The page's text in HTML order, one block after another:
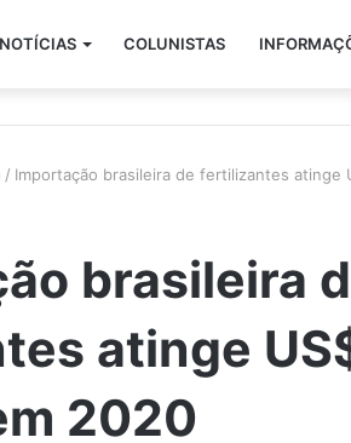
NOTÍCIAS COLUNISTAS
/ Importação brasileira de fertilizantes atinge
brasileira
atinge
2020